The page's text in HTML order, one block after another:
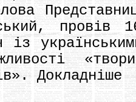
провів
із
Докладніше